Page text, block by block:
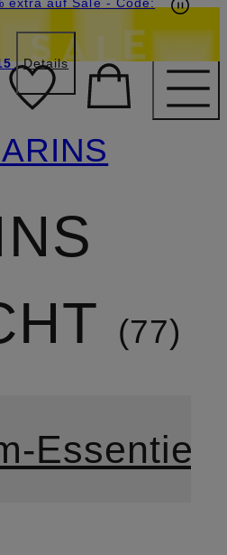
Details
77
Essentiel